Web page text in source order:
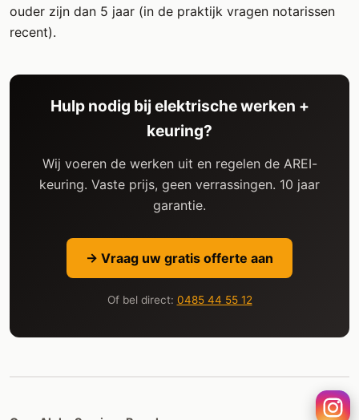
ouder zijn dan 5 jaar (in de praktijk vragen notarissen
recent).
Hulp nodig bij elektrische werken +
keuring?
Wij voeren de werken uit en regelen de AREI-
keuring. Vaste prijs, geen verrassingen. 10 jaar
garantie.
→ Vraag uw gratis offerte aan
Of bel direct: 0485 44 55 12